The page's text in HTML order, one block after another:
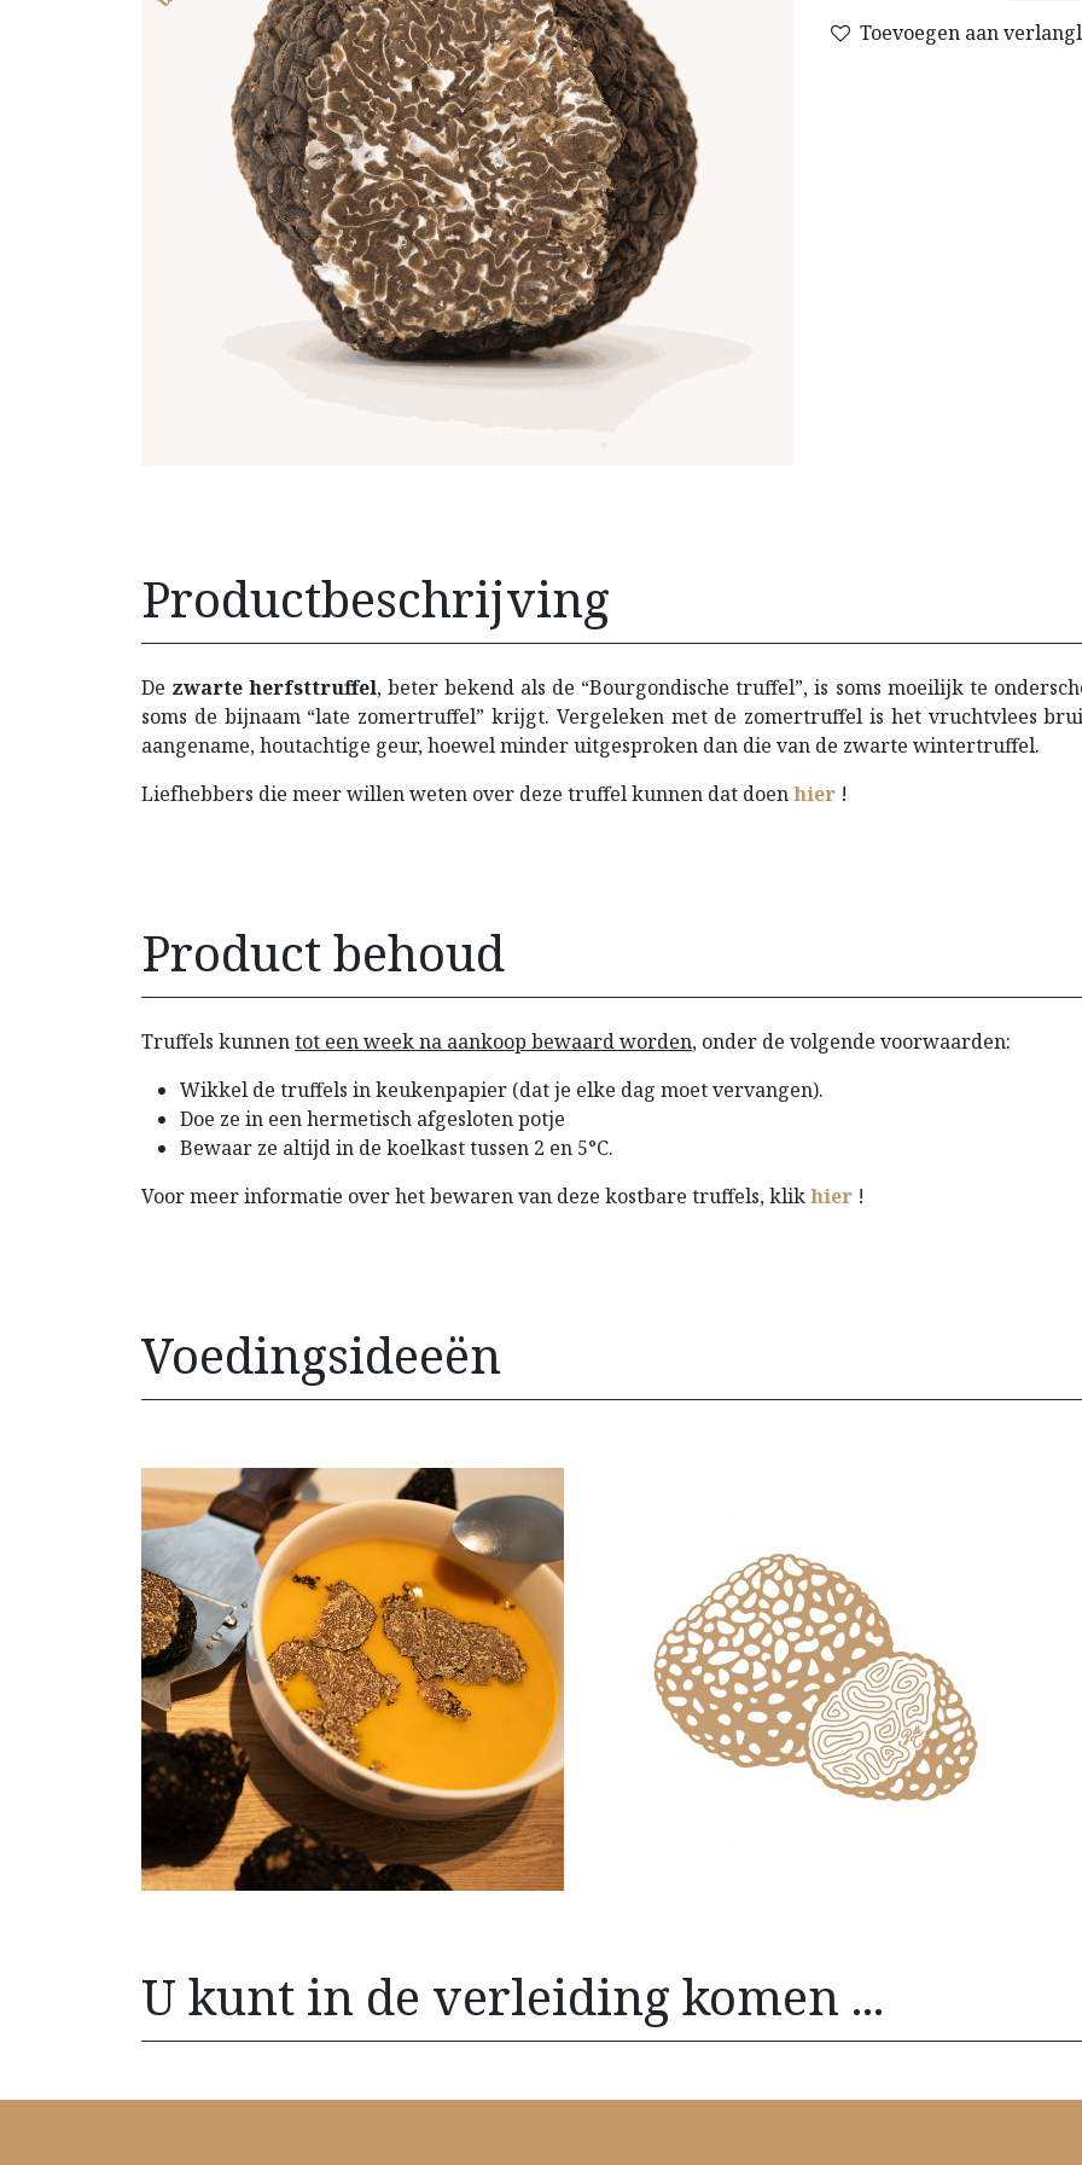
Toevoegen aan
Productbeschrijving
De zwarte herfsttruffel, beter bekend als de “Bourgondische truffel”, is soms moeilijk te
soms de bijnaam “late zomertruffel” krijgt. Vergeleken met de zomertruffel is het vruchtvlees
aangename, houtachtige geur, hoewel minder uitgesproken dan die van de zwarte wintertruffel.
Liefhebbers die meer willen weten over deze truffel kunnen dat doen​hier !
Product behoud
Truffels kunnentot een week na aankoop bewaard worden, onder de volgende voorwaarden:
Wikkel de truffels in keukenpapier (dat je elke dag moet vervangen).
Doe ze in een hermetisch afgesloten potje
Bewaar ze altijd in de koelkast tussen 2 en 5°C.
Voor meer informatie over het bewaren van deze kostbare truffels, klik​hier !
Voedingsideeën
U kunt in de verleiding komen ...